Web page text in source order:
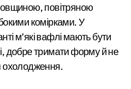
повітряною
комірками. У
м’які вафлі мають бути
добре тримати форму й не
охолодження.